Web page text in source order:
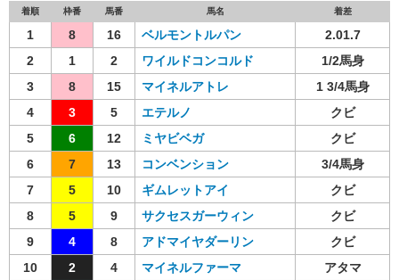
着順 枠番 馬番 馬名 着差
1 8 16 ベルモントルパン
2.01.7
2
1 2 ワイルドコンコルド
1/2馬身
3
8 15 マイネルアトレ
1 3/4馬身
4
3 5 エテルノ
クビ
5
6 12 ミヤビベガ
クビ
6
7 13 コンベンション
3/4馬身
7
5 10 ギムレットアイ
クビ
8
5 9 サクセスガーウィン
クビ
9
4 8 アドマイヤダーリン
クビ
10
2 4 マイネルファーマ
アタマ